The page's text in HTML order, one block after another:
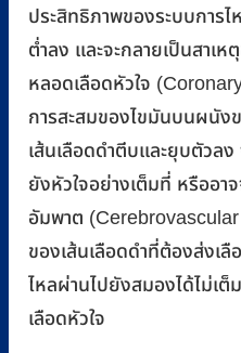
ประสิทธิภาพของระบบการไ
ต่ำลง และจะกลายเป็นสาเ
หลอดเลือดหัวใจ
การสะสมของไขมันบนผนัง
เส้นเลือดดำตีบและยุบตัวลง
ยังหัวใจอย่างเต็มที่ หรืออา
อัมพาต
ของเส้นเลือดดำที่ต้องส่งเลื
ไหลผ่านไปยังสมองได้ไม่เ
เลือดหัวใจ